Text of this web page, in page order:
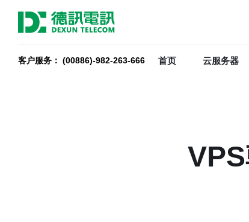
客户服务： (00886)-982-263-666 首页 云服务器